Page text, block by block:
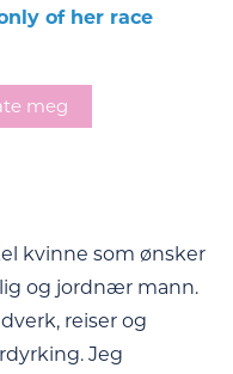
of her race
meg
kvinne som ønsker
og jordnær mann.
reiser og
Jeg